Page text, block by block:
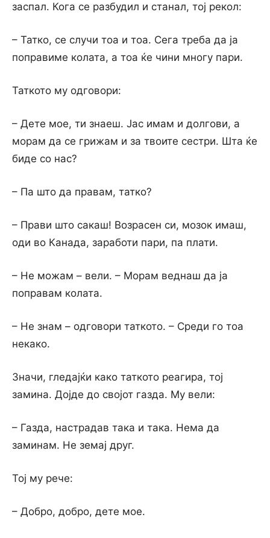
заспал. Кога се разбудил и станал, тој рекол:
– Татко, се случи тоа и тоа. Сега треба да ја
поправиме колата, а тоа ќе чини многу пари.
Таткото му одговори:
– Дете мое, ти знаеш. Јас имам и долгови, а
морам да се грижам и за твоите сестри. Шта ќе
биде со нас?
– Па што да правам, татко?
– Прави што сакаш! Возрасен си, мозок имаш,
оди во Канада, заработи пари, па плати.
– Не можам – вели. – Морам веднаш да ја
поправам колата.
– Не знам – одговори таткото. – Среди го тоа
некако.
Значи, гледајќи како таткото реагира, тој
замина. Дојде до својот газда. Му вели:
– Газда, настрадав така и така. Нема да
заминам. Не земај друг.
Тој му рече:
– Добро, добро, дете мое.